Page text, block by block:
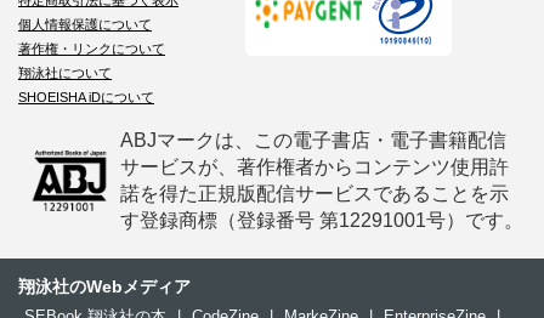
個人情報保護について
著作権・リンクについて
翔泳社について
SHOEISHA iDについて
ABJマークは、この電子書店・電子書籍配信
サービスが、著作権者からコンテンツ使用許
諾を得た正規版配信サービスであることを示
す登録商標（登録番号 第12291001号）です。
翔泳社のWebメディア